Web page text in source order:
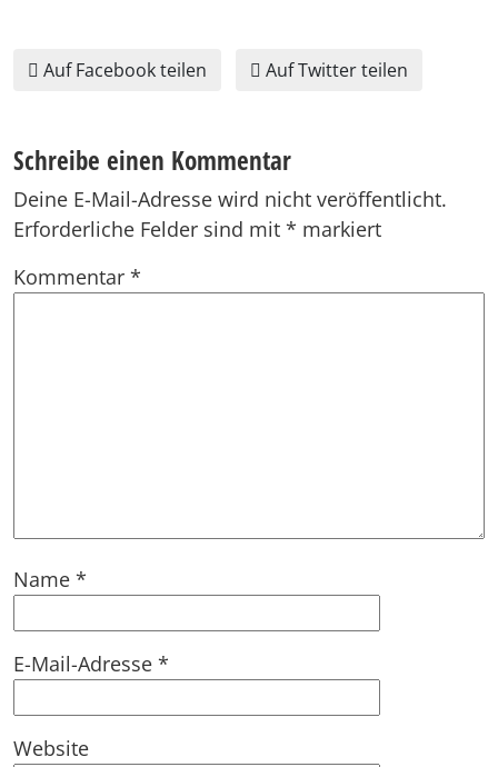
Auf Facebook teilen Auf Twitter teilen
Schreibe einen Kommentar
Deine E-Mail-Adresse wird nicht veröffentlicht.
Erforderliche Felder sind mit * markiert
Kommentar *
Name *
E-Mail-Adresse *
Website